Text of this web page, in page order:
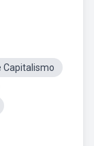
Capitalismo